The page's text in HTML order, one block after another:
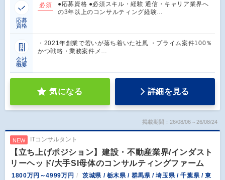
応募
資格
必須
●応募資格 ●必須スキル・経験 通信・キャリア業界へ
の3年以上のコンサルティング経験…
会社
概要
・2021年創業で若いが落ち着いた社風 ・プライム案件100％
かつ戦略・業務案件メ…
気になる 詳細を見る
掲載期間：26/08/06～26/08/24
NEW ITコンサルタント
【立ち上げポジション】建設・不動産業界/インダスト
リーヘッド/大手SI母体のコンサルティングファーム
1800万円～4999万円
茨城県 / 栃木県 / 群馬県 / 埼玉県 / 千葉県 / 東